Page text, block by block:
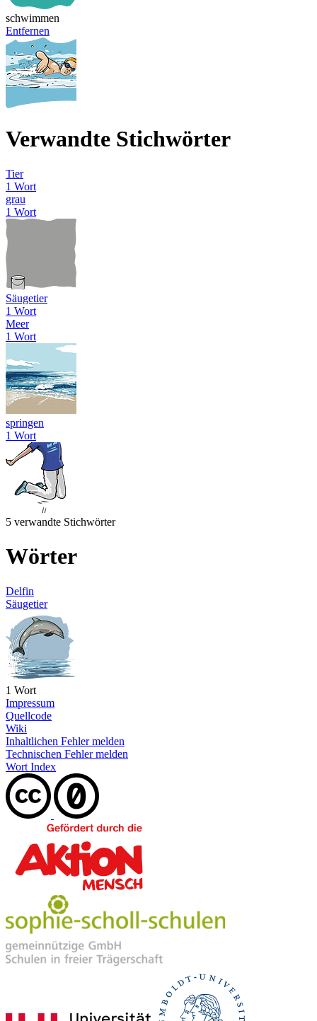
schwimmen
Entfernen
Verwandte Stichwörter
Tier
1 Wort
grau
1 Wort
Säugetier
1 Wort
Meer
1 Wort
springen
1 Wort
5 verwandte Stichwörter
Wörter
Delfin
Säugetier
1 Wort
Impressum
Quellcode
Wiki
Inhaltlichen Fehler melden
Technischen Fehler melden
Wort Index